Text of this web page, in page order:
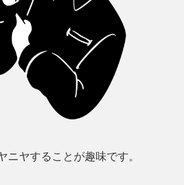
ニヤすることが趣味です。